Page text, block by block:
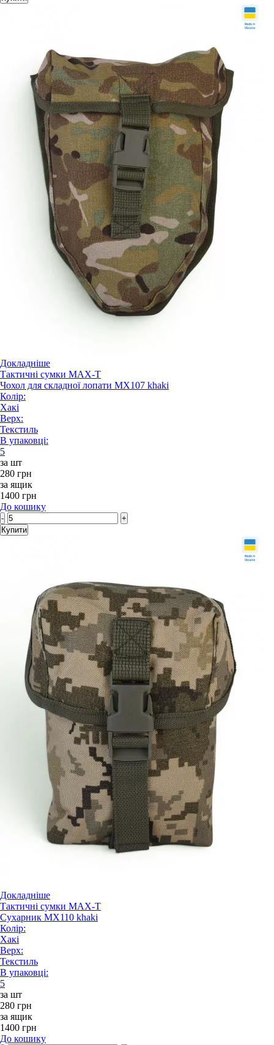
Докладніше
Тактичні сумки MAX-T
Чохол для складної лопати MX107 khaki
Колір:
Хакі
Верх:
Текстиль
В упаковці:
5
за шт
280 грн
за ящик
1400 грн
До кошику
-
+
Купити
Докладніше
Тактичні сумки MAX-T
Сухарник MX110 khaki
Колір:
Хакі
Верх:
Текстиль
В упаковці:
5
за шт
280 грн
за ящик
1400 грн
До кошику